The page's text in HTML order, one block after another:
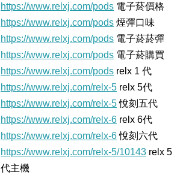
https://www.relxj.com/pods 電子菸價格
https://www.relxj.com/pods 煙彈口味
https://www.relxj.com/pods 電子菸菸彈
https://www.relxj.com/pods 電子菸購買
https://www.relxj.com/pods relx 1 代
https://www.relxj.com/relx-5 relx 5代
https://www.relxj.com/relx-5悅刻五代
https://www.relxj.com/relx-6 relx 6代
https://www.relxj.com/relx-6悅刻六代
https://www.relxj.com/relx-5/10143 relx 5
代主機